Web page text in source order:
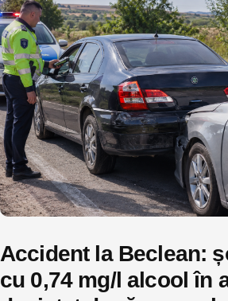
Accident la Beclean:
cu 0,74 mg/l alcool în